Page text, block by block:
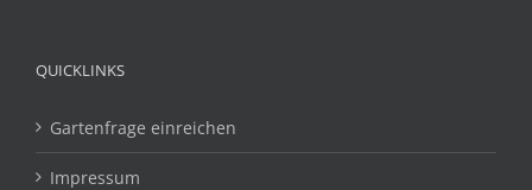
QUICKLINKS
Gartenfrage einreichen
Impressum